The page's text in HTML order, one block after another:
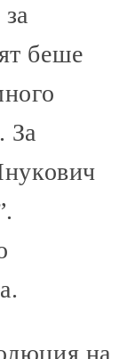
беше
За